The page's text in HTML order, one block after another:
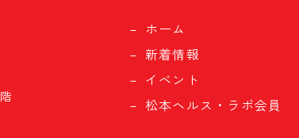
ホーム
新着情報
イベント
松本ヘルス・ラボ会員